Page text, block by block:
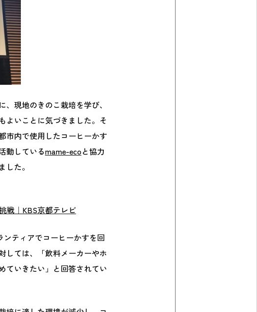
現地のきのこ栽培を学び、
よいことに気づきました。そ
市内で使用したコーヒーかす
動しているmame-ecoと協力
た。
戦｜KBS京都テレビ
ンティアでコーヒーかすを回
しては、「飲料メーカーやホ
ていきたい」と回答されてい